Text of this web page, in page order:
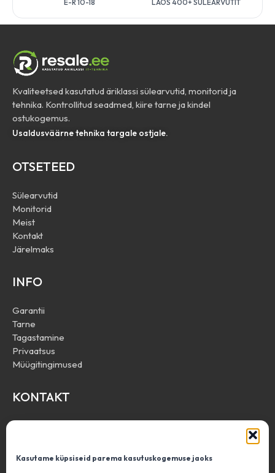
Kasutame küpsiseid parema kasutuskogemuse jaoks
E-R 10-18 LAOS 400+ SÜLEARVUTIT
Kvaliteetsed kasutatud äriklassi sülearvutid, monitorid ja
tehnika. Kontrollitud seadmed, kiire tarne ja kindel
ostukogemus.
Usaldusväärne tehnika targale ostjale.
OTSETEED
Sülearvutid
Monitorid
Meist
Kontakt
Järelmaks
INFO
Garantii
Tarne
Tagastamine
Privaatsus
Müügitingimused
KONTAKT
Mäealuse 2/1, Tallinn